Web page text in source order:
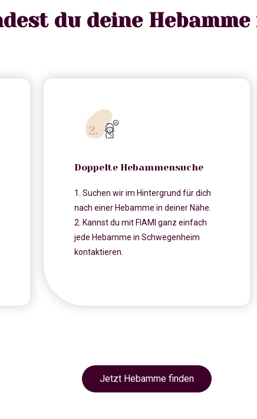
du deine Hebamme
Doppelte Hebammensuche
1. Suchen wir im Hintergrund für dich
nach einer Hebamme in deiner Nähe.
2. Kannst du mit FIAMI ganz einfach
jede Hebamme in Schwegenheim
kontaktieren.
Jetzt Hebamme finden